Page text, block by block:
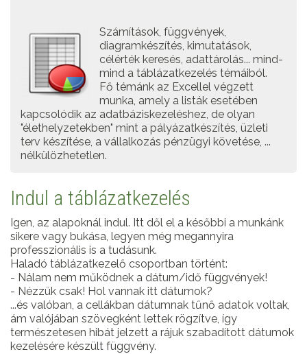
Számítások, függvények,
diagramkészítés, kimutatások,
célérték keresés, adattárolás... mind-
mind a táblázatkezelés témáiból.
Fő témánk az Excellel végzett
munka, amely a listák esetében
kapcsolódik az adatbáziskezeléshez, de olyan
"élethelyzetekben" mint a pályázatkészítés, üzleti
terv készítése, a vállalkozás pénzügyi követése, ...
nélkülözhetetlen.
Indul a táblázatkezelés
Igen, az alapoknál indul. Itt dől el a későbbi a munkánk
sikere vagy bukása, legyen még megannyira
professzionális is a tudásunk.
Haladó táblázatkezelő csoportban történt:
- Nálam nem működnek a dátum/idő függvények!
- Nézzük csak! Hol vannak itt dátumok?
...és valóban, a cellákban dátumnak tűnő adatok voltak,
ám valójában szövegként lettek rögzítve, így
természetesen hibát jelzett a rájuk szabadított dátumok
kezelésére készült függvény.